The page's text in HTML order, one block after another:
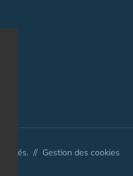
// Gestion des cookies